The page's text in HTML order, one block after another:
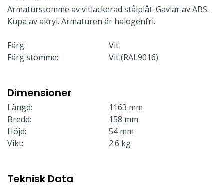
Armaturstomme av vitlackerad stålplåt. Gavlar av ABS.
Kupa av akryl. Armaturen är halogenfri.
Färg:
Vit
Färg stomme:
Vit (RAL9016)
Dimensioner
Längd:
1163 mm
Bredd:
158 mm
Höjd:
54 mm
Vikt:
2.6 kg
Teknisk Data